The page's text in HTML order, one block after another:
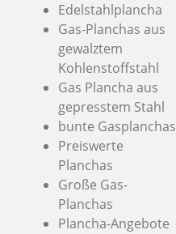
Edelstahlplancha
Gas-Planchas aus
gewalztem
Kohlenstoffstahl
Gas Plancha aus
gepresstem Stahl
bunte Gasplanchas
Preiswerte
Planchas
Große Gas-
Planchas
Plancha-Angebote